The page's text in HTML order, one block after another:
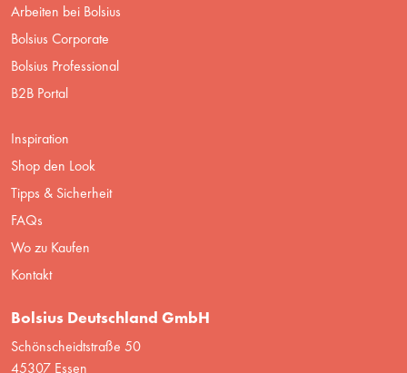
Arbeiten bei Bolsius
Bolsius Corporate
Bolsius Professional
B2B Portal
Inspiration
Shop den Look
Tipps & Sicherheit
FAQs
Wo zu Kaufen
Kontakt
Bolsius Deutschland GmbH
Schönscheidtstraße 50
45307 Essen